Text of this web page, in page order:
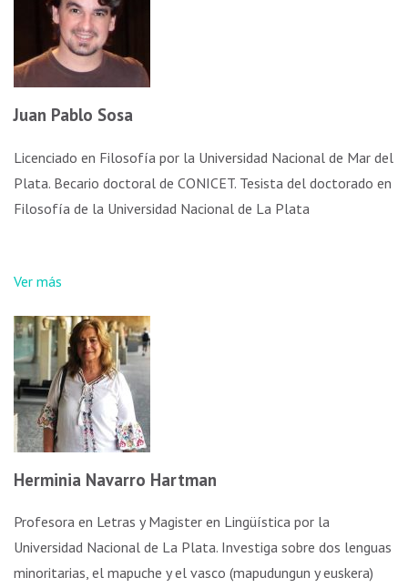
Juan Pablo Sosa
Licenciado en Filosofía por la Universidad Nacional de Mar del
Plata. Becario doctoral de CONICET. Tesista del doctorado en
Filosofía de la Universidad Nacional de La Plata
Ver más
Herminia Navarro Hartman
Profesora en Letras y Magister en Lingüística por la
Universidad Nacional de La Plata. Investiga sobre dos lenguas
minoritarias, el mapuche y el vasco (mapudungun y euskera)